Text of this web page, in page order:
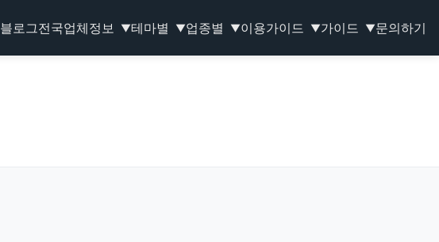
블로그전국업체정보 ▼테마별 ▼업종별 ▼이용가이드 ▼가이드 ▼문의하기